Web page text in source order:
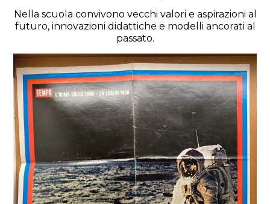
Nella scuola convivono vecchi valori e aspirazioni al
futuro, innovazioni didattiche e modelli ancorati al
passato.